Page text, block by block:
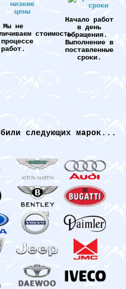
Мы не
стоимость
работ.
Начало работ
в день
обращения.
Выполнение в
поставленные
сроки.
следующих марок...